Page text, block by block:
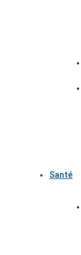
Santé